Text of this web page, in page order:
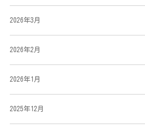
2026年3月
2026年2月
2026年1月
2025年12月